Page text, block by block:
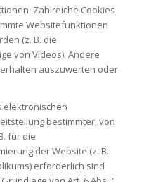
Zahlreiche Cookies
Websitefunktionen
(z. B. die
von Videos). Andere
auszuwerten oder
elektronischen
bestimmter, von
für die
der Website (z. B.
erforderlich sind